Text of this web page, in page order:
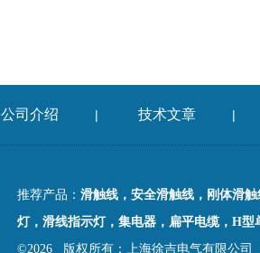
公司介绍 | 技术文章 |
推荐产品： 滑触线，安全滑触线，刚体滑
灯，滑线指示灯，集电器，扁平电缆，H
©2026 版权所有：上海徐吉电气有限公司